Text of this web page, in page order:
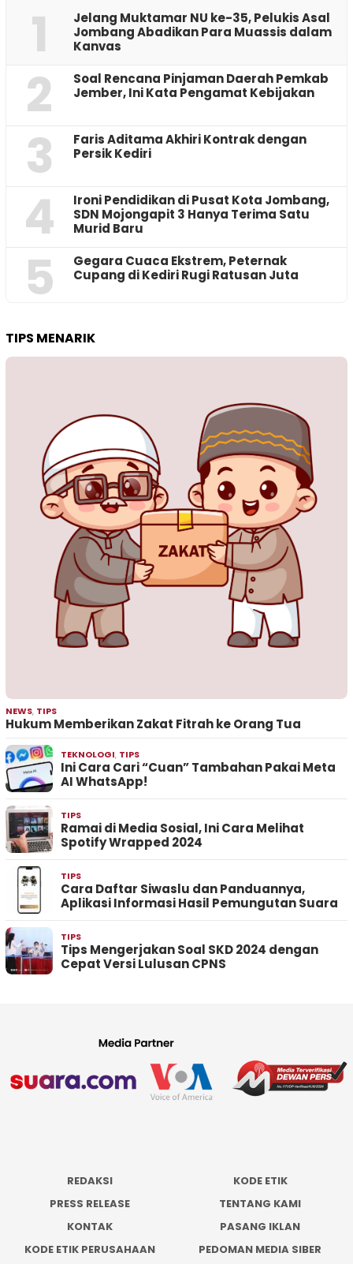
1
Jelang Muktamar NU ke-35, Pelukis Asal
Jombang Abadikan Para Muassis dalam
Kanvas
2
‎Soal Rencana Pinjaman Daerah Pemkab
Jember, Ini Kata Pengamat Kebijakan ‎
3
Faris Aditama Akhiri Kontrak dengan
Persik Kediri
4
Ironi Pendidikan di Pusat Kota Jombang,
SDN Mojongapit 3 Hanya Terima Satu
Murid Baru
5
‎Gegara Cuaca Ekstrem, Peternak
Cupang di Kediri Rugi Ratusan Juta
TIPS MENARIK
NEWS, TIPS
Hukum Memberikan Zakat Fitrah ke Orang Tua
TEKNOLOGI, TIPS
Ini Cara Cari “Cuan” Tambahan Pakai Meta
AI WhatsApp!
TIPS
Ramai di Media Sosial, Ini Cara Melihat
Spotify Wrapped 2024
TIPS
Cara Daftar Siwaslu dan Panduannya,
Aplikasi Informasi Hasil Pemungutan Suara
TIPS
Tips Mengerjakan Soal SKD 2024 dengan
Cepat Versi Lulusan CPNS
REDAKSI
KODE ETIK
PRESS RELEASE
TENTANG KAMI
KONTAK
PASANG IKLAN
KODE ETIK PERUSAHAAN
PEDOMAN MEDIA SIBER